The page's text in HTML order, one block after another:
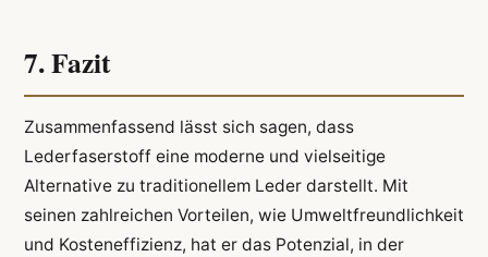
7. Fazit
Zusammenfassend lässt sich sagen, dass
Lederfaserstoff eine moderne und vielseitige
Alternative zu traditionellem Leder darstellt. Mit
seinen zahlreichen Vorteilen, wie Umweltfreundlichkeit
und Kosteneffizienz, hat er das Potenzial, in der